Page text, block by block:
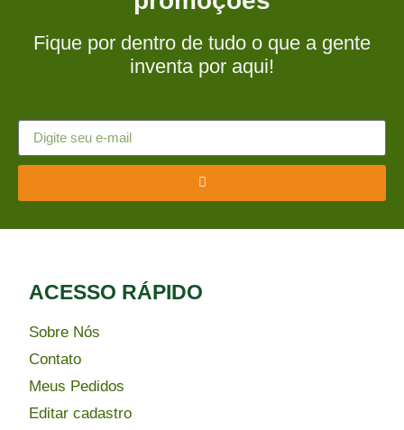
Fique por dentro de tudo o que a gente
inventa por aqui!
ACESSO RÁPIDO​
Sobre Nós
Contato
Meus Pedidos
Editar cadastro